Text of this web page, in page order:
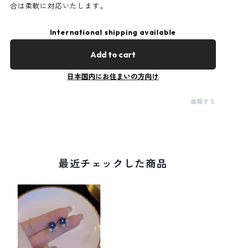
合は柔軟に対応いたします。
International shipping available
Add to cart
日本国内にお住まいの方向け
通報する
最近チェックした商品